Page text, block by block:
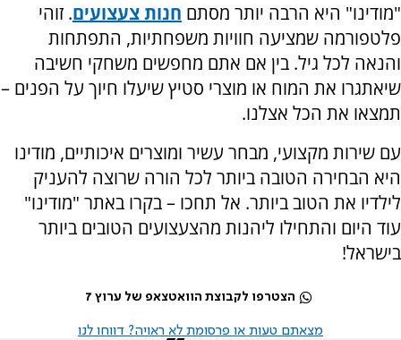
"מודינו" היא הרבה יותר מסתם חנות צעצועים. זוהי
פלטפורמה שמציעה חוויות משפחתיות, התפתחות
והנאה לכל גיל. בין אם אתם מחפשים משחקי חשיבה
שיאתגרו את המוח או מוצרי סטיץ שיעלו חיוך על הפנים –
תמצאו את הכל אצלנו.
עם שירות מקצועי, מבחר עשיר ומוצרים איכותיים, מודינו
היא הבחירה הטובה ביותר לכל הורה שרוצה להעניק
לילדיו את הטוב ביותר. אל תחכו – בקרו באתר "מודינו"
עוד היום והתחילו ליהנות מהצעצועים הטובים ביותר
בישראל!
הצטרפו לקבוצת הוואטצאפ של ערוץ 7
מצאתם טעות או פרסומת לא ראויה? דווחו לנו